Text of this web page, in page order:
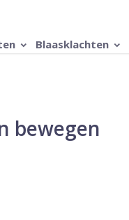
Blaasklachten
bewegen